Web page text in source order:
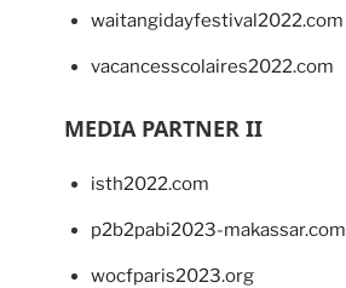
waitangidayfestival2022.com
vacancesscolaires2022.com
MEDIA PARTNER II
isth2022.com
p2b2pabi2023-makassar.com
wocfparis2023.org